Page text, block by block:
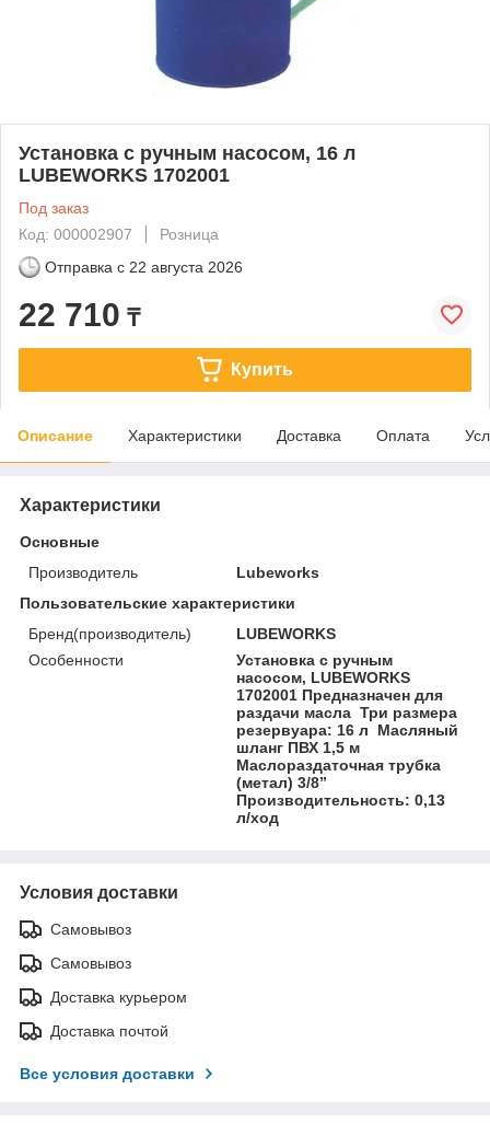
Установка с ручным насосом, 16 л
LUBEWORKS 1702001
Под заказ
Код: 000002907
Розница
Отправка с 22 августа 2026
22 710 ₸
Купить
Описание Характеристики Доставка Оплата
Характеристики
Основные
Производитель
Lubeworks
Пользовательские характеристики
Бренд(производитель)
LUBEWORKS
Особенности
Установка с ручным
насосом, LUBEWORKS
1702001 Предназначен для
раздачи масла Три размера
резервуара: 16 л Масляный
шланг ПВХ 1,5 м
Маслораздаточная трубка
(метал) 3/8”
Производительность: 0,13
л/ход
Условия доставки
Самовывоз
Самовывоз
Доставка курьером
Доставка почтой
Все условия доставки